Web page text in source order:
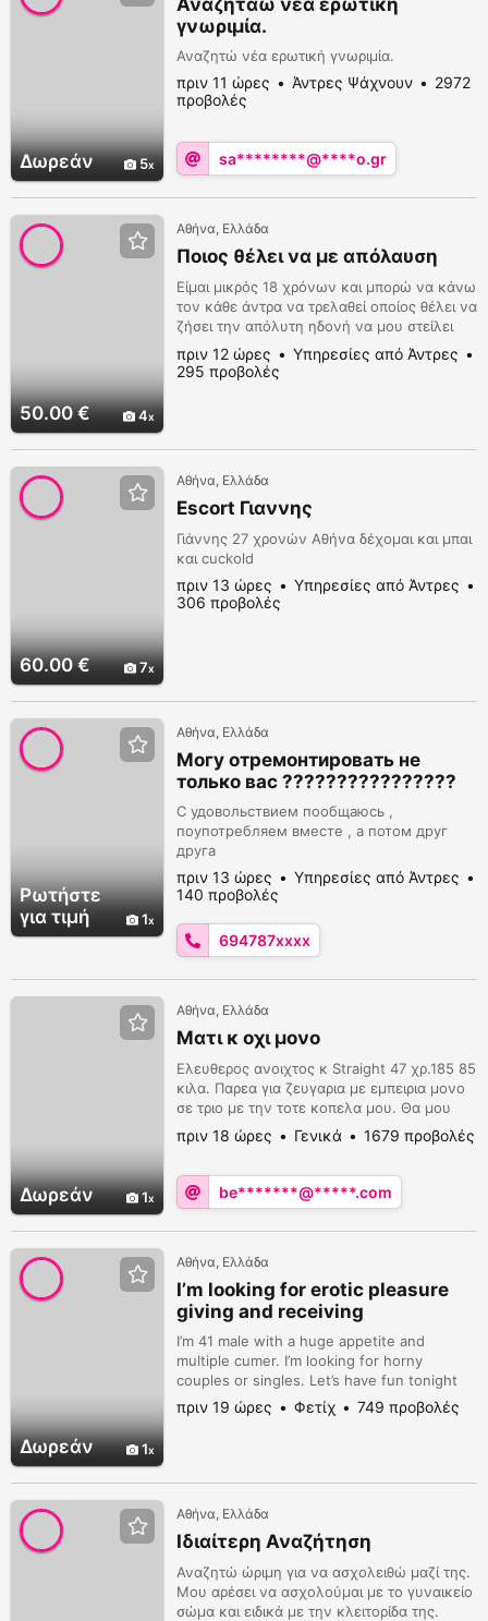
Δωρεάν 5
γνωριμία.
Αναζητώ νέα ερωτική γνωριμία.
πριν 11 ώρες Άντρες Ψάχνουν
2972
προβολές
sa********@****o.gr
50.00 € 4
Αθήνα, Ελλάδα
Ποιος θέλει να με απόλαυση
Είμαι μικρός 18 χρόνων και μπορώ να κάνω
τον κάθε άντρα να τρελαθεί οποίος θέλει να
ζήσει την απόλυτη ηδονή να μου στείλει
μήνυμα
πριν 12 ώρες
Υπηρεσίες από Άντρες
295 προβολές
60.00 € 7
Αθήνα, Ελλάδα
Escort Γιαννης
Γιάννης 27 χρονών Αθήνα δέχομαι και μπαι
και cuckold
πριν 13 ώρες
Υπηρεσίες από Άντρες
306 προβολές
Ρωτήστε
για τιμή
1
Αθήνα, Ελλάδα
Могу отремонтировать не
только вас ????????????????
С удовольствием пообщаюсь ,
поупотребляем вместе , а потом друг
друга
πριν 13 ώρες
Υπηρεσίες από Άντρες
140 προβολές
694787xxxx
Δωρεάν 1
Αθήνα, Ελλάδα
Ματι κ οχι μονο
Ελευθερος ανοιχτος κ Straight 47 χρ.185 85
κιλα. Παρεα για ζευγαρια με εμπειρια μονο
σε τριο με την τοτε κοπελα μου. Θα μου
αρεσε κατι πιο ευφανταστο, ας πουμε να
παρκαρετε διπλα το αυτοκινητο σας η να
απλα να βγου Η συμμετοχη μου μονο αν
προκυψει. .Οτι ειναι το συζηταμε κ το
πριν 18 ώρες Γενικά 1679 προβολές
be*******@*****.com
Δωρεάν 1
Αθήνα, Ελλάδα
I’m looking for erotic pleasure
giving and receiving
I’m 41 male with a huge appetite and
multiple cumer. I’m looking for horny
couples or singles. Let’s have fun tonight
πριν 19 ώρες Φετίχ 749 προβολές
Αθήνα, Ελλάδα
Ιδιαίτερη Αναζήτηση
Αναζητώ ώριμη για να ασχολειθώ μαζί της.
Μου αρέσει να ασχολούμαι με το γυναικείο
σώμα και ειδικά με την κλειτορίδα της.